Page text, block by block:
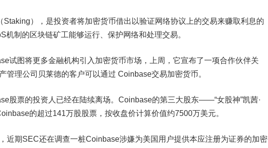
（Staking），是投资者将加密货币借出以验证网络协议上的交易来赚取利息的
机制 的区块链矿工能够运行、保护网络和处理交易。
试图将更多金融机构引入加密货币市场 ，上周，它宣布了一项合作伙伴关
管理公司 贝莱德的客户可以通过 Coinbase交易加密货币。
股票的投资人已经在陆续离场。 Coinbase的第三大股东——“女股神”凯茜·
的超过141万股股票，按收盘价计算价值约7500万美元。
， 近期SEC还在调查一桩Coinbase涉嫌为美国用户提供本应注册为证券的加密